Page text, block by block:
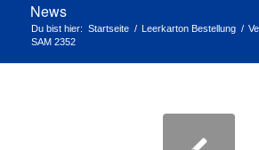
News
Du bist hier: Startseite / Leerkarton Bestellung /
SAM 2352